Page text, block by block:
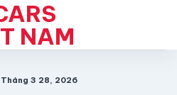
Tháng 3 28, 2026